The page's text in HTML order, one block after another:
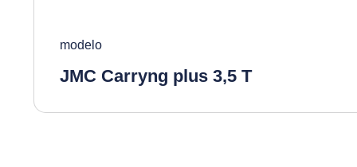
modelo
JMC Carryng plus 3,5 T